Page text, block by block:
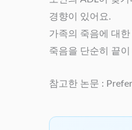
경향이 있어요.
가족의 죽음에 대
죽음을 단순히 끝
참고한 논문 :